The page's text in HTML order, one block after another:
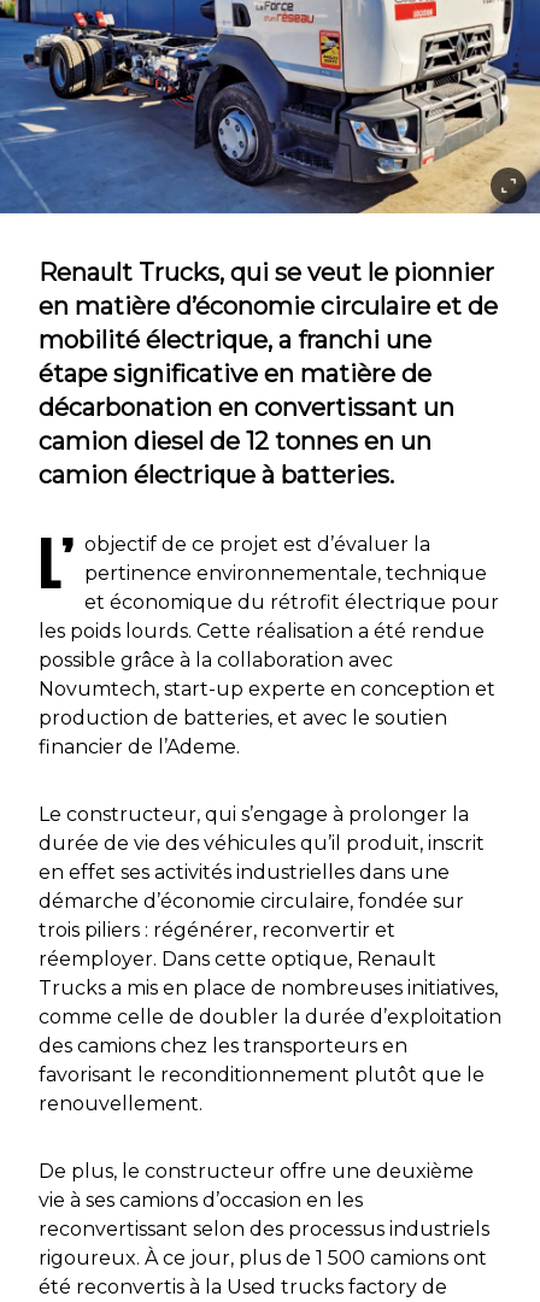
Renault Trucks, qui se veut le pionnier
en matière d’économie circulaire et de
mobilité électrique, a franchi une
étape significative en matière de
décarbonation en convertissant un
camion diesel de 12 tonnes en un
camion électrique à batteries.
L’ objectif de ce projet est d’évaluer la
pertinence environnementale, technique
et économique du rétrofit électrique pour
les poids lourds. Cette réalisation a été rendue
possible grâce à la collaboration avec
Novumtech, start-up experte en conception et
production de batteries, et avec le soutien
financier de l’Ademe.
Le constructeur, qui s’engage à prolonger la
durée de vie des véhicules qu’il produit, inscrit
en effet ses activités industrielles dans une
démarche d’économie circulaire, fondée sur
trois piliers : régénérer, reconvertir et
réemployer. Dans cette optique, Renault
Trucks a mis en place de nombreuses initiatives,
comme celle de doubler la durée d’exploitation
des camions chez les transporteurs en
favorisant le reconditionnement plutôt que le
renouvellement.
De plus, le constructeur offre une deuxième
vie à ses camions d’occasion en les
reconvertissant selon des processus industriels
rigoureux. À ce jour, plus de 1 500 camions ont
été reconvertis à la Used trucks factory de